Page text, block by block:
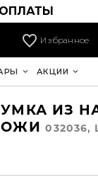
Избранное
АКЦИИ
ИЗ